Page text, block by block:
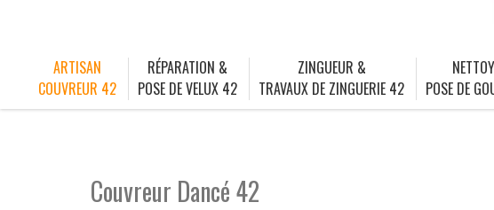
ARTISAN
COUVREUR 42
RÉPARATION &
POSE DE VELUX 42
ZINGUEUR &
TRAVAUX DE ZINGUERIE 42
POSE DE
Couvreur Dancé 42